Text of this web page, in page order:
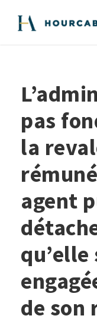
pas
la
agent
qu’elle
de son